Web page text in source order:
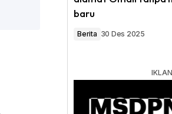
baru
Berita 30 Des 2025